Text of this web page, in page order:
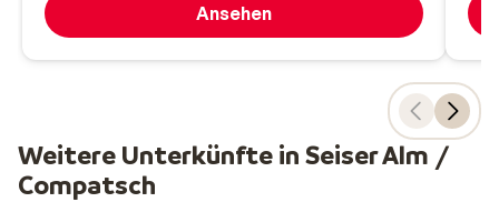
Ansehen
Weitere Unterkünfte in Seiser Alm /
Compatsch